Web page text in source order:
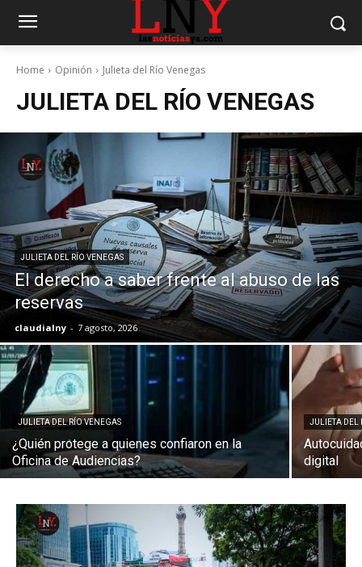
Home Opinión Julieta del Río Venegas
JULIETA DEL RÍO VENEGAS
JULIETA DEL RÍO VENEGAS
El derecho a saber frente al abuso de las
reservas
claudialny - 7 agosto, 2026
JULIETA DEL RÍO VENEGAS
¿Quién protege a quienes confiaron en la
Oficina de Audiencias?
JULIETA DEL
digital